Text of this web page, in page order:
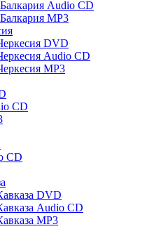
Audio CD
MP3
DVD
Audio CD
MP3
CD
CD
DVD
Audio CD
MP3